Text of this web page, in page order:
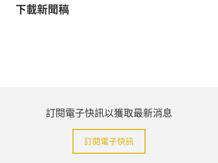
下載新聞稿
訂閱電子快訊以獲取最新消息
訂閱電子快訊